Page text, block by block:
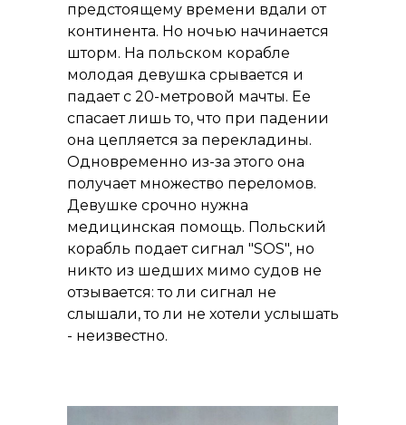
предстоящему времени вдали от
континента. Но ночью начинается
шторм. На польском корабле
молодая девушка срывается и
падает с 20-метровой мачты. Ее
спасает лишь то, что при падении
она цепляется за перекладины.
Одновременно из-за этого она
получает множество переломов.
Девушке срочно нужна
медицинская помощь. Польский
корабль подает сигнал "SOS", но
никто из шедших мимо судов не
отзывается: то ли сигнал не
слышали, то ли не хотели услышать
- неизвестно.